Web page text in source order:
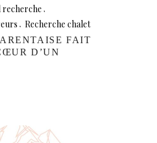
recherche
Recherche chalet
FAIT
D’UN